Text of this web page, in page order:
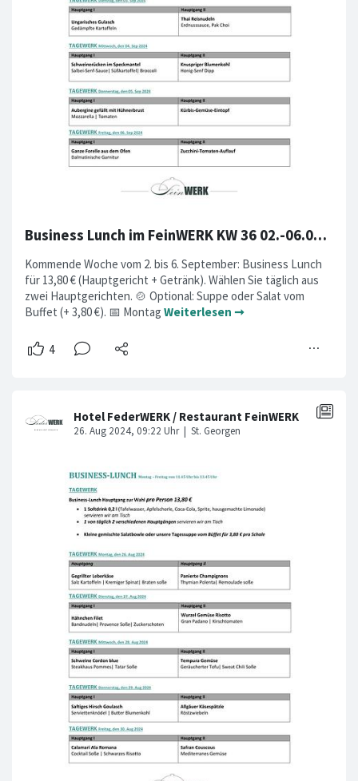
Business Lunch im FeinWERK KW 36 02.-06.09.2024
Kommende Woche vom 2. bis 6. September: Business Lunch
für 13,80 € (Hauptgericht + Getränk). Wählen Sie täglich aus
zwei Hauptgerichten. 🍲 Optional: Suppe oder Salat vom
Buffet (+ 3,80 €). 📅 Montag Weiterlesen ➞